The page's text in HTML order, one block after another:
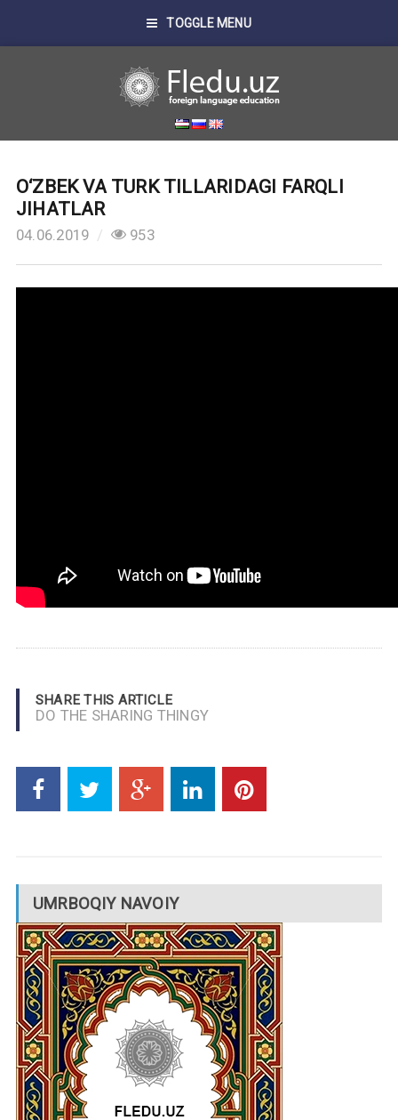
TOGGLE MENU
O‘ZBEK VA TURK TILLARIDAGI FARQLI
JIHATLAR
04.06.2019 953
SHARE THIS ARTICLE
DO THE SHARING THINGY
UMRBOQIY NAVOIY